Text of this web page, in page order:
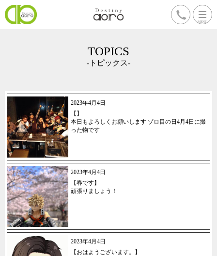
TOPICS
-トピックス-
2023年4月4日
【】
本日もよろしくお願いします ゾロ目の日4月4日に撮
った物です
2023年4月4日
【春です】
頑張りましょう！
2023年4月4日
【おはようございます。】